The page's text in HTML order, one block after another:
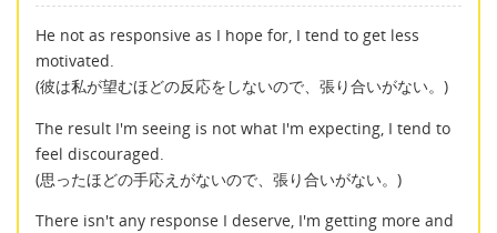
He not as responsive as I hope for, I tend to get less
motivated.
(彼は私が望むほどの反応をしないので、張り合いがない。)
The result I'm seeing is not what I'm expecting, I tend to
feel discouraged.
(思ったほどの手応えがないので、張り合いがない。)
There isn't any response I deserve, I'm getting more and